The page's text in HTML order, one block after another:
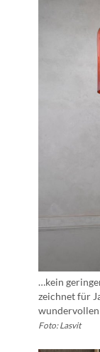
…kein
zeichnet für
wundervollen
Foto: Lasvit